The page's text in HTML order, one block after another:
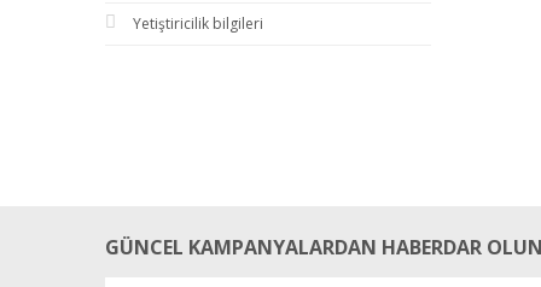
Yetiştiricilik bilgileri
GÜNCEL KAMPANYALARDAN HABERDAR